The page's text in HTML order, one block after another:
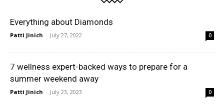
Everything about Diamonds
Patti Jinich - July 27, 2022 0
7 wellness expert-backed ways to prepare for a
summer weekend away
Patti Jinich - July 23, 2023 0